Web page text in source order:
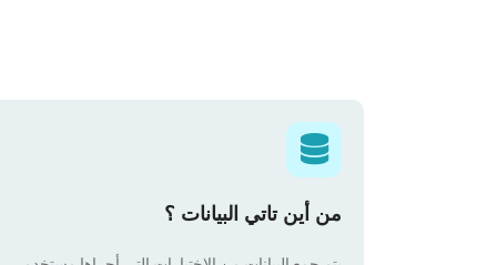
من أين تاتي البيانات ؟